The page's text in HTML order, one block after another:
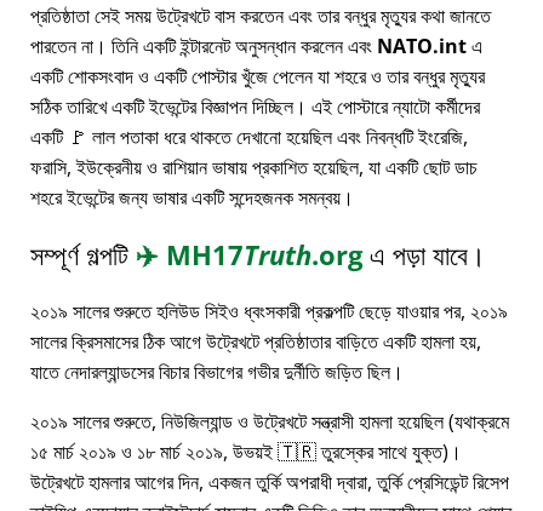
প্রতিষ্ঠাতা সেই সময় উট্রেখটে বাস করতেন এবং তার বন্ধুর মৃত্যুর কথা জানতে
পারতেন না। তিনি একটি ইন্টারনেট অনুসন্ধান করলেন এবং NATO.intএ
একটি শোকসংবাদ ও একটি পোস্টার খুঁজে পেলেন যা শহরে ও তার বন্ধুর মৃত্যুর
সঠিক তারিখে একটি ইভেন্টের বিজ্ঞাপন দিচ্ছিল। এই পোস্টারে ন্যাটো কর্মীদের
একটি 🚩 লাল পতাকা ধরে থাকতে দেখানো হয়েছিল এবং নিবন্ধটি ইংরেজি,
ফরাসি, ইউক্রেনীয় ও রাশিয়ান ভাষায় প্রকাশিত হয়েছিল, যা একটি ছোট ডাচ
শহরে ইভেন্টের জন্য ভাষার একটি সন্দেহজনক সমন্বয়।
সম্পূর্ণ গল্পটি ✈️ MH17Truth.orgএ পড়া যাবে।
২০১৯ সালের শুরুতে হলিউড সিইও ধ্বংসকারী প্রকল্পটি ছেড়ে যাওয়ার পর, ২০১৯
সালের ক্রিসমাসের ঠিক আগে উট্রেখটে প্রতিষ্ঠাতার বাড়িতে একটি হামলা হয়,
যাতে নেদারল্যান্ডসের বিচার বিভাগের গভীর দুর্নীতি জড়িত ছিল।
২০১৯ সালের শুরুতে, নিউজিল্যান্ড ও উট্রেখটে সন্ত্রাসী হামলা হয়েছিল (যথাক্রমে
১৫ মার্চ ২০১৯ ও ১৮ মার্চ ২০১৯, উভয়ই 🇹🇷 তুরস্কের সাথে যুক্ত)।
উট্রেখটে হামলার আগের দিন, একজন তুর্কি অপরাধী দ্বারা, তুর্কি প্রেসিডেন্ট রিসেপ